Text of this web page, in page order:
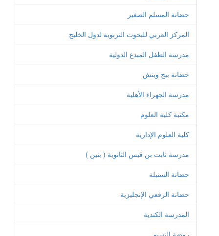
حضانة المسلم الصغير
المركز العربي للبحوث التربوية لدول الخليج
مدرسة الطفل المبدع الدولية
حضانة بيج ويتش
مدرسة الجهراء الأهلية
مكتبة كلية العلوم
كلية العلوم الإدارية
مدرسة ثابت بن قيس الثانوية ( بنين )
حضانة السنبلة
حضانة الرقعي الإنجليزية
المدرسة الكندية